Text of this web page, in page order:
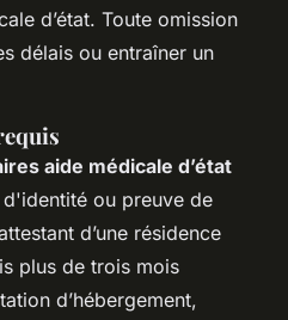
d’état. Toute omission
délais ou entraîner un
aide médicale d’état
ou preuve de
d’une résidence
plus de trois mois
d’hébergement,